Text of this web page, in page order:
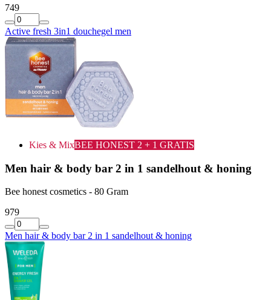
749
Active fresh 3in1 douchegel men
Kies & MixBEE HONEST 2 + 1 GRATIS
Men hair & body bar 2 in 1 sandelhout & honing
Bee honest cosmetics - 80 Gram
979
Men hair & body bar 2 in 1 sandelhout & honing